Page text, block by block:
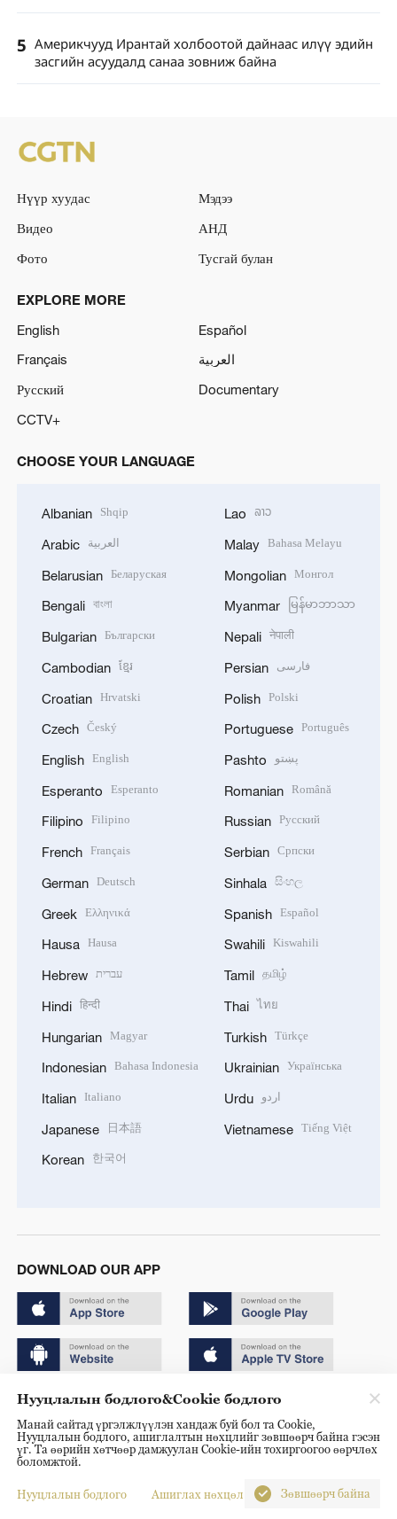
5 Америкчууд Ирантай холбоотой дайнаас илүү эдийн
засгийн асуудалд санаа зовниж байна
Нүүр хуудас
Мэдээ
Видео
АНД
Фото
Тусгай булан
EXPLORE MORE
English
Español
Français
العربية
Русский
Documentary
CCTV+
CHOOSE YOUR LANGUAGE
Albanian Shqip
Arabic العربية
Belarusian Беларуская
Bengali বাংলা
Bulgarian Български
Cambodian ខ្មែរ
Croatian Hrvatski
Czech Český
English English
Esperanto Esperanto
Filipino Filipino
French Français
German Deutsch
Greek Ελληνικά
Hausa Hausa
Hebrew עברית
Hindi हिन्दी
Hungarian Magyar
Indonesian Bahasa Indonesia
Italian Italiano
Japanese 日本語
Korean 한국어
Lao ລາວ
Malay Bahasa Melayu
Mongolian Монгол
Myanmar မြန်မာဘာသာ
Nepali नेपाली
Persian فارسی
Polish Polski
Portuguese Português
Pashto پښتو
Romanian Română
Russian Русский
Serbian Српски
Sinhala සිංහල
Spanish Español
Swahili Kiswahili
Tamil தமிழ்
Thai ไทย
Turkish Türkçe
Ukrainian Українська
Urdu اردو
Vietnamese Tiếng Việt
DOWNLOAD OUR APP
Copyright © 2024 CGTN.
京ICP备20000184号
京公网安备 11010502050052号
Disinformation report hotline: 010-85061466
Нууцлалын бодлого&Cookie бодлого
Манай сайтад үргэлжлүүлэн хандаж буй бол та Cookie,
Нууцлалын бодлого, ашиглалтын нөхцлийг зөвшөөрч байна гэсэн
үг. Та өөрийн хөтчөөр дамжуулан Cookie-ийн тохиргоогоо өөрчлөх
боломжтой.
Нууцлалын бодлого Ашиглах нөхцөл Зөвшөөрч байна